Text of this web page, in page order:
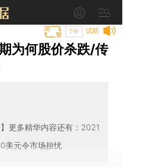
试听
T中
为何股价杀跌/传
更多精华内容还有：2021
美元令市场担忧